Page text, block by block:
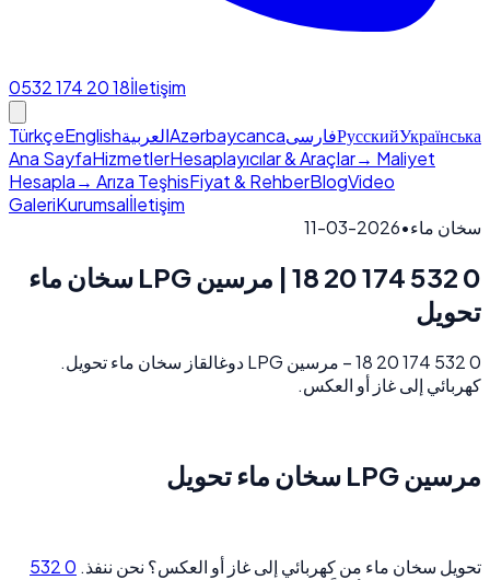
0532 174 20 18İletişim
TürkçeEnglishالعربيةAzərbaycancaفارسیРусскийУкраїнська
Ana SayfaHizmetlerHesaplayıcılar & Araçlar→ Maliyet
Hesapla→ Arıza TeşhisFiyat & RehberBlogVideo
GaleriKurumsalİletişim
سخان ماء•
2026-03-11
0 532 174 20 18 | مرسين LPG سخان ماء
تحويل
0 532 174 20 18 – مرسين LPG دوغالقاز سخان ماء تحويل.
كهربائي إلى غاز أو العكس.
مرسين LPG سخان ماء تحويل
تحويل سخان ماء من كهربائي إلى غاز أو العكس؟ نحن ننفذ.
0 532